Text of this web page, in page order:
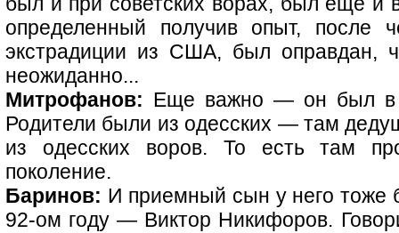
определенный получив опыт, после
экстрадиции из США, был оправдан,
неожиданно...
Митрофанов: Еще важно — он был в
Родители были из одесских — там
из одесских воров. То есть там
поколение.
Баринов: И приемный сын у него тоже
92-ом году — Виктор Никифоров.